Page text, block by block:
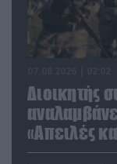
Διοικητής
«Απειλές
απειλούν